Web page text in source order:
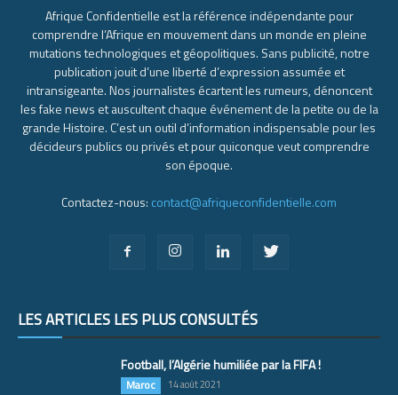
Afrique Confidentielle est la référence indépendante pour
comprendre l’Afrique en mouvement dans un monde en pleine
mutations technologiques et géopolitiques. Sans publicité, notre
publication jouit d’une liberté d’expression assumée et
intransigeante. Nos journalistes écartent les rumeurs, dénoncent
les fake news et auscultent chaque événement de la petite ou de la
grande Histoire. C’est un outil d’information indispensable pour les
décideurs publics ou privés et pour quiconque veut comprendre
son époque.
Contactez-nous: contact@afriqueconfidentielle.com
LES ARTICLES LES PLUS CONSULTÉS
Football, l’Algérie humiliée par la FIFA !
Maroc 14 août 2021